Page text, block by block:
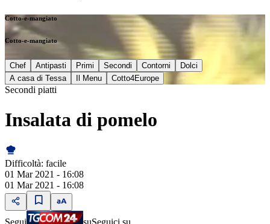
Cotto-e-mangiato
Cotto-e-mangiato
Chef Antipasti Primi Secondi Contorni
Dolci
A casa di Tessa
Il Menu Cotto4Europe
Secondi piatti
Insalata di pomelo
Difficoltà: facile
01 Mar 2021 - 16:08
01 Mar 2021 - 16:08